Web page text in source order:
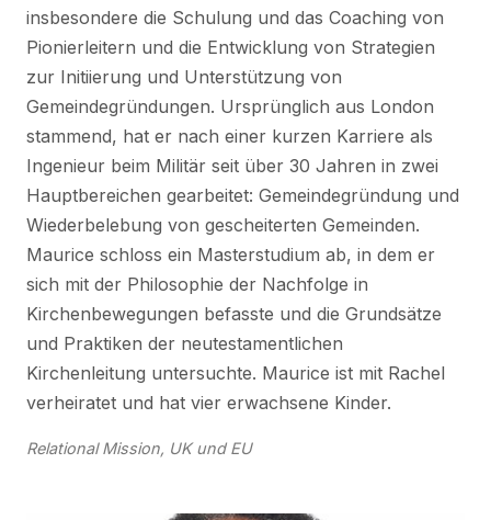
insbesondere die Schulung und das Coaching von
Pionierleitern und die Entwicklung von Strategien
zur Initiierung und Unterstützung von
Gemeindegründungen. Ursprünglich aus London
stammend, hat er nach einer kurzen Karriere als
Ingenieur beim Militär seit über 30 Jahren in zwei
Hauptbereichen gearbeitet: Gemeindegründung und
Wiederbelebung von gescheiterten Gemeinden.
Maurice schloss ein Masterstudium ab, in dem er
sich mit der Philosophie der Nachfolge in
Kirchenbewegungen befasste und die Grundsätze
und Praktiken der neutestamentlichen
Kirchenleitung untersuchte. Maurice ist mit Rachel
verheiratet und hat vier erwachsene Kinder.
Relational Mission, UK und EU